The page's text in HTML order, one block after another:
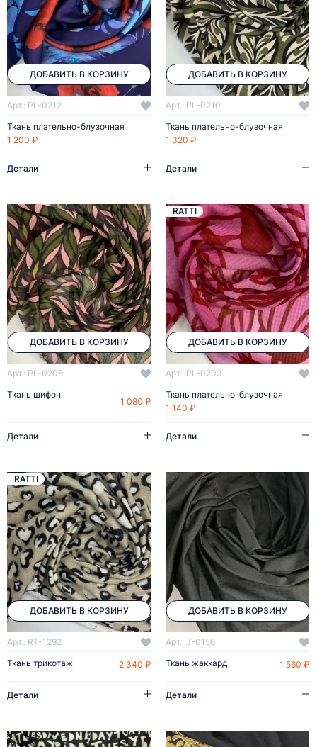
ДОБАВИТЬ В КОРЗИНУ
Арт.: PL-0212
Ткань плательно-блузочная
1 200 ₽
Детали
ДОБАВИТЬ В КОРЗИНУ
Арт.: PL-0210
Ткань плательно-блузочная
1 320 ₽
Детали
ДОБАВИТЬ В КОРЗИНУ
Арт.: PL-0205
Ткань шифон
1 080 ₽
Детали
ДОБАВИТЬ В КОРЗИНУ
RATTI
Арт.: PL-0203
Ткань плательно-блузочная
1 140 ₽
Детали
ДОБАВИТЬ В КОРЗИНУ
RATTI
Арт.: RT-1292
Ткань трикотаж
2 340 ₽
Детали
ДОБАВИТЬ В КОРЗИНУ
Арт.: J-0156
Ткань жаккард
1 560 ₽
Детали